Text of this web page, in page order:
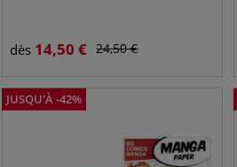
dès 14,50 € 24,50€
JUSQU'À-42%